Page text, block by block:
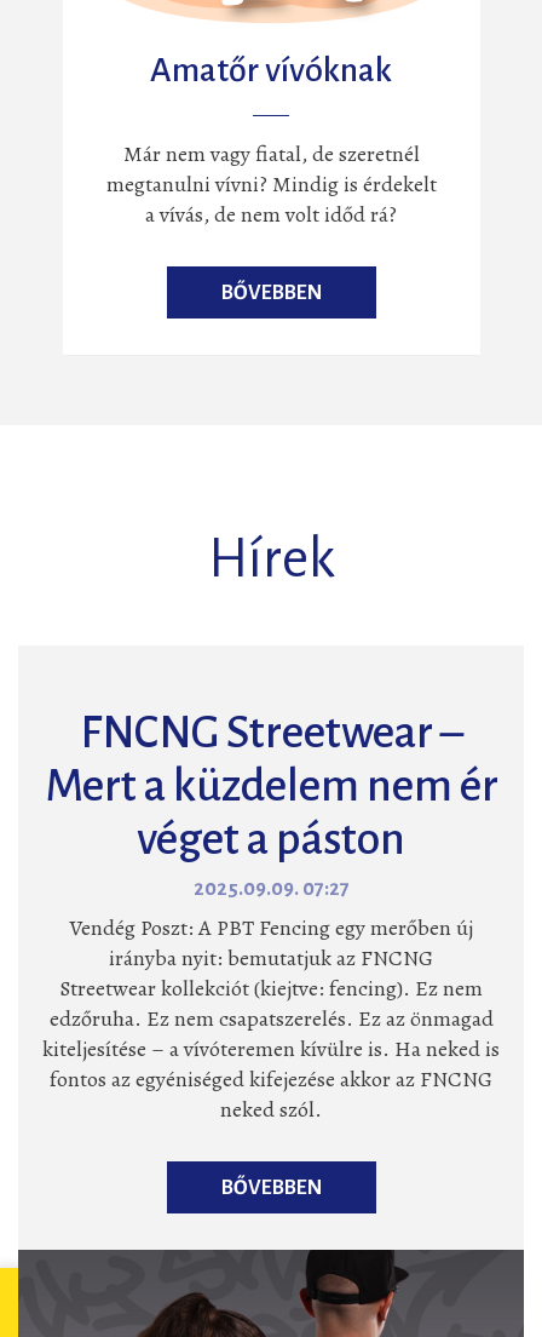
Amatőr vívóknak
Már nem vagy fiatal, de szeretnél
megtanulni vívni? Mindig is érdekelt
a vívás, de nem volt időd rá?
BŐVEBBEN
Hírek
FNCNG Streetwear –
Mert a küzdelem nem ér
véget a páston
2025.09.09. 07:27
Vendég Poszt: A PBT Fencing egy merőben új
irányba nyit: bemutatjuk az FNCNG
Streetwear kollekciót (kiejtve: fencing). Ez nem
edzőruha. Ez nem csapatszerelés. Ez az önmagad
kiteljesítése – a vívóteremen kívülre is. Ha neked is
fontos az egyéniséged kifejezése akkor az FNCNG
neked szól.
BŐVEBBEN